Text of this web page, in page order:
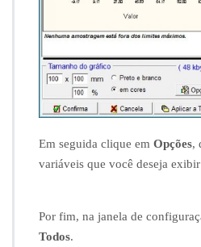
Em seguida clique em Opções,
variáveis que você deseja
Por fim, na janela de
Todos.